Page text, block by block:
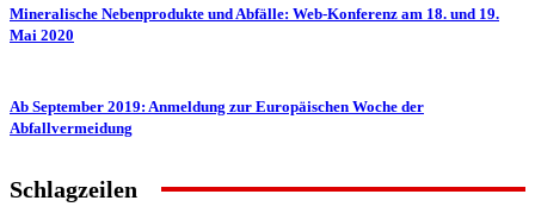
Mineralische Nebenprodukte und Abfälle: Web-Konferenz am 18. und 19.
Mai 2020
Ab September 2019: Anmeldung zur Europäischen Woche der
Abfallvermeidung
Schlagzeilen